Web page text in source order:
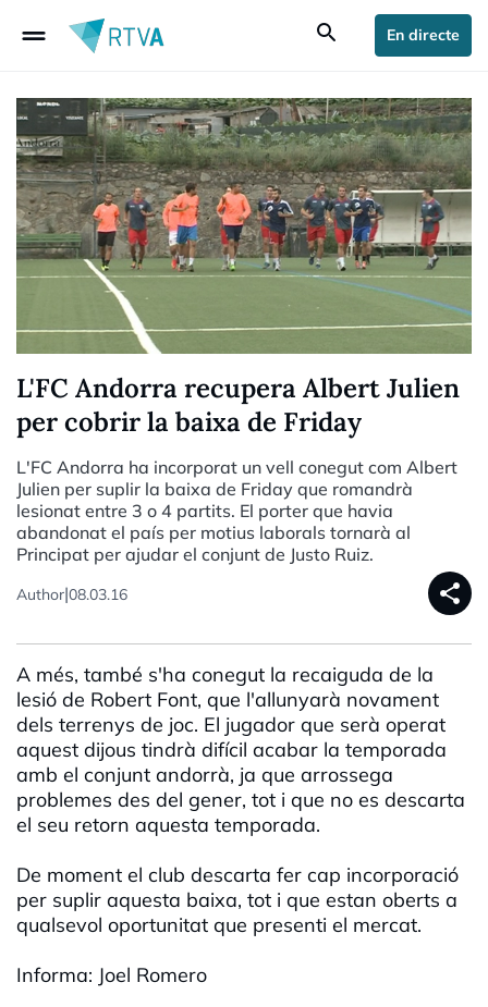
drag_handle search En directe
L'FC Andorra recupera Albert Julien
per cobrir la baixa de Friday
L'FC Andorra ha incorporat un vell conegut com Albert
Julien per suplir la baixa de Friday que romandrà
lesionat entre 3 o 4 partits. El porter que havia
abandonat el país per motius laborals tornarà al
Principat per ajudar el conjunt de Justo Ruiz.
Author|08.03.16 share
A més, també s'ha conegut la recaiguda de la
lesió de Robert Font, que l'allunyarà novament
dels terrenys de joc. El jugador que serà operat
aquest dijous tindrà difícil acabar la temporada
amb el conjunt andorrà, ja que arrossega
problemes des del gener, tot i que no es descarta
el seu retorn aquesta temporada.
De moment el club descarta fer cap incorporació
per suplir aquesta baixa, tot i que estan oberts a
qualsevol oportunitat que presenti el mercat.
Informa: Joel Romero